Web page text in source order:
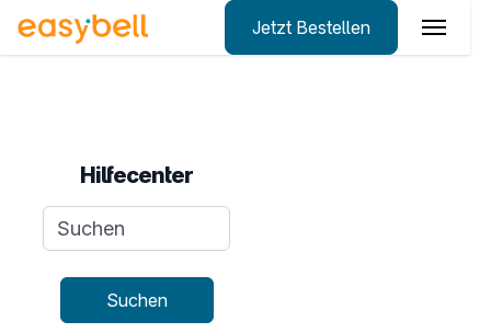
Jetzt Bestellen
Hilfecenter
Suchanfrage
Suchen